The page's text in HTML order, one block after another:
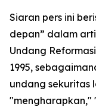
Siaran pers ini
depan” dalam
Undang
1995,
undang sekuritas
"mengharapkan,"